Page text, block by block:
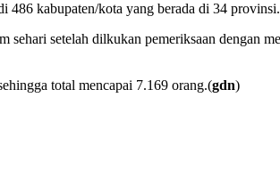
kabupaten/kota yang berada di 34 provinsi.
sehari setelah dilkukan pemeriksaan
total mencapai 7.169 orang.(gdn)